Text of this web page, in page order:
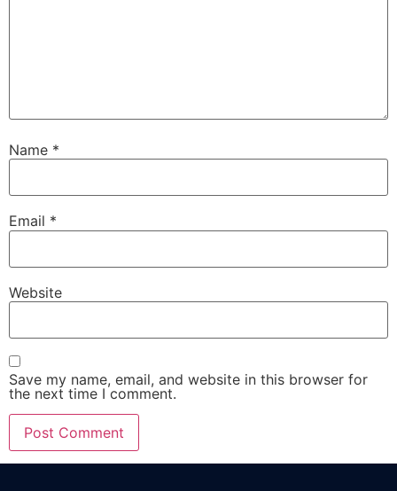
Name *
Email *
Website
Save my name, email, and website in this browser for
the next time I comment.